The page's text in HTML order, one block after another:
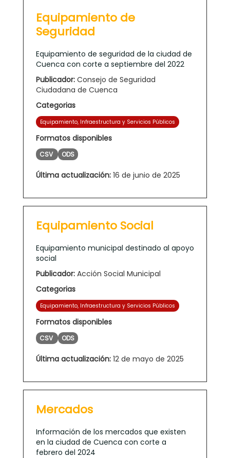
Equipamiento de
Seguridad
Equipamiento de seguridad de la ciudad de
Cuenca con corte a septiembre del 2022
Publicador: Consejo de Seguridad
Ciudadana de Cuenca
Categorias
Equipamiento, Infraestructura y Servicios Públicos
Formatos disponibles
CSV ODS
Última actualización: 16 de junio de 2025
Equipamiento Social
Equipamiento municipal destinado al apoyo
social
Publicador: Acción Social Municipal
Categorias
Equipamiento, Infraestructura y Servicios Públicos
Formatos disponibles
CSV ODS
Última actualización: 12 de mayo de 2025
Mercados
Información de los mercados que existen
en la ciudad de Cuenca con corte a
febrero del 2024